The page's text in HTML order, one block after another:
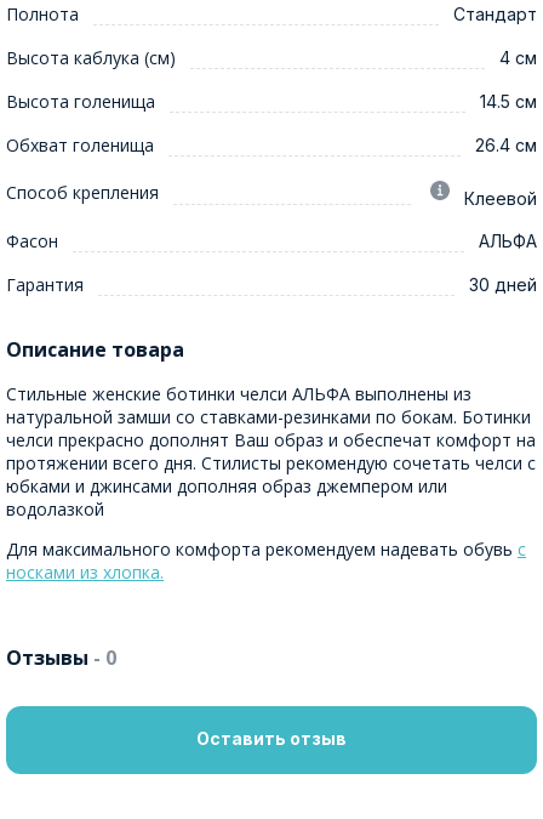
Полнота Стандарт
Высота каблука (см) 4 см
Высота голенища 14.5 см
Обхват голенища 26.4 см
Способ крепления Клеевой
Фасон АЛЬФА
Гарантия 30 дней
Описание товара
Стильные женские ботинки челси АЛЬФА выполнены из
натуральной замши со ставками-резинками по бокам. Ботинки
челси прекрасно дополнят Ваш образ и обеспечат комфорт на
протяжении всего дня. Стилисты рекомендую сочетать челси с
юбками и джинсами дополняя образ джемпером или
водолазкой
Для максимального комфорта рекомендуем надевать обувь с
носками из хлопка.
Отзывы - 0
Оставить отзыв